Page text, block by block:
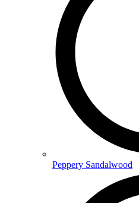
Peppery Sandalwood